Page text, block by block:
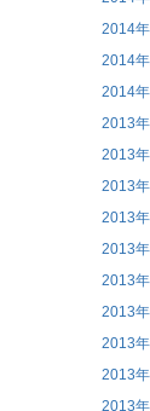
2014
2014
2014
2013
2013
2013
2013
2013
2013
2013
2013
2013
2013